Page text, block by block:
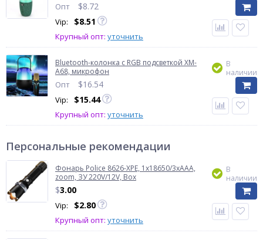
Опт $8.72
Vip: $8.51
Крупный опт: уточнить
Bluetooth-колонка с RGB подсветкой XM-
A68, микрофон
Опт $16.54
Vip: $15.44
Крупный опт: уточнить
В
наличии
Персональные рекомендации
Фонарь Police 8626-XPE, 1х18650/3xAAA,
zoom, ЗУ 220V/12V, Box
$3.00
Vip: $2.80
Крупный опт: уточнить
В
наличии